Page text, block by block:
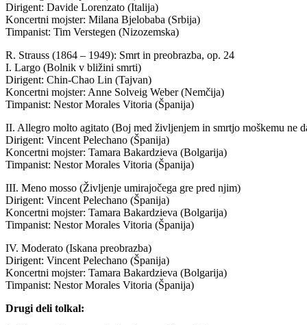
Dirigent: Davide Lorenzato (Italija)
Koncertni mojster: Milana Bjelobaba (Srbija)
Timpanist: Tim Verstegen (Nizozemska)
R. Strauss (1864 – 1949): Smrt in preobrazba, op. 24
I. Largo (Bolnik v bližini smrti)
Dirigent: Chin-Chao Lin (Tajvan)
Koncertni mojster: Anne Solveig Weber (Nemčija)
Timpanist: Nestor Morales Vitoria (Španija)
II. Allegro molto agitato (Boj med življenjem in smrtjo moškemu ne
Dirigent: Vincent Pelechano (Španija)
Koncertni mojster: Tamara Bakardzieva (Bolgarija)
Timpanist: Nestor Morales Vitoria (Španija)
III. Meno mosso (Življenje umirajočega gre pred njim)
Dirigent: Vincent Pelechano (Španija)
Koncertni mojster: Tamara Bakardzieva (Bolgarija)
Timpanist: Nestor Morales Vitoria (Španija)
IV. Moderato (Iskana preobrazba)
Dirigent: Vincent Pelechano (Španija)
Koncertni mojster: Tamara Bakardzieva (Bolgarija)
Timpanist: Nestor Morales Vitoria (Španija)
Drugi deli tolkal: